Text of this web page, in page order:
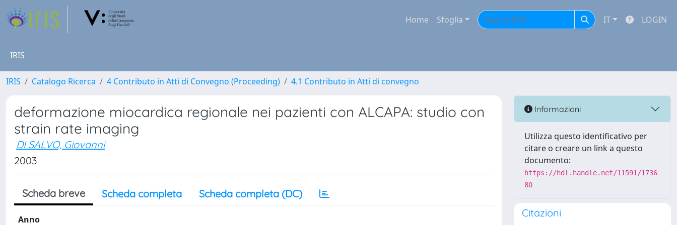
Home Sfoglia IT LOGIN
IRIS
IRIS Catalogo Ricerca 4 Contributo in Atti di Convegno (Proceeding) 4.1 Contributo in Atti di convegno
deformazione miocardica regionale nei pazienti con ALCAPA: studio con
strain rate imaging
DI SALVO, Giovanni
2003
Scheda breve Scheda completa Scheda completa (DC)
Anno
Informazioni
Utilizza questo identificativo per
citare o creare un link a questo
documento:
https://hdl.handle.net/11591/1736
80
Citazioni